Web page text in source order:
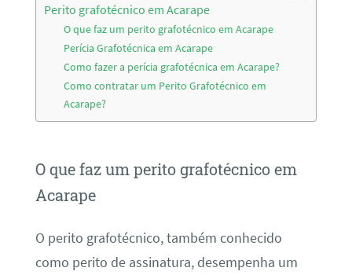
Perito grafotécnico em Acarape
O que faz um perito grafotécnico em Acarape
Perícia Grafotécnica em Acarape
Como fazer a perícia grafotécnica em Acarape?
Como contratar um Perito Grafotécnico em
Acarape?
O que faz um perito grafotécnico em
Acarape
O perito grafotécnico, também conhecido
como perito de assinatura, desempenha um